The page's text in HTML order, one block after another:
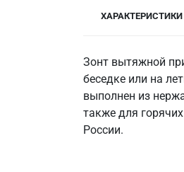
ХАРАКТЕРИСТИКИ
Зонт вытяжной
беседке или на
выполнен из
также для
России.